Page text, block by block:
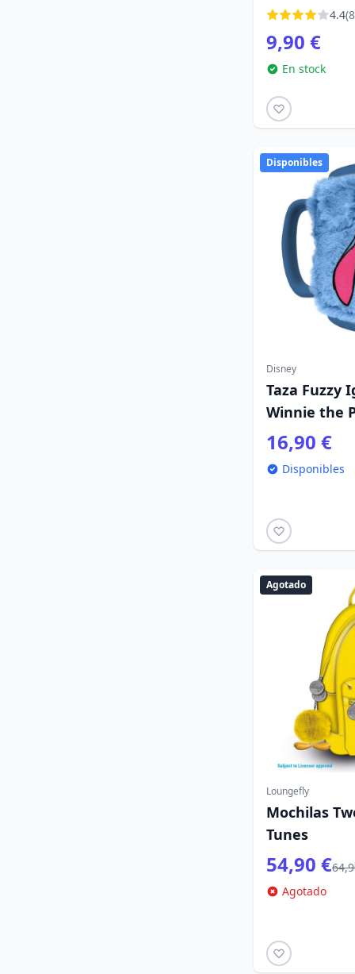
4.4
9,90 €
En stock
Disponibles
Disney
Taza Fuzzy
Winnie the
16,90 €
Disponibles
Agotado
Loungefly
Mochilas
Tunes
54,90 €
Agotado